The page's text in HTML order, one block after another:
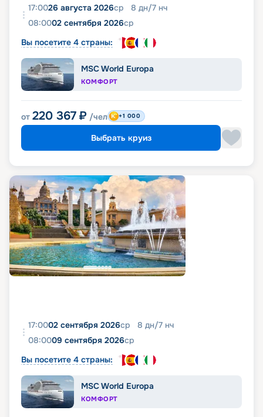
17:0026 августа 2026ср 8 дн/7 нч
08:0002 сентября 2026ср
Вы посетите 4 страны:
MSC World Europa
КОМФОРТ
от 220 367 ₽ /чел +1 000
Выбрать круиз
17:0002 сентября 2026ср 8 дн/7 нч
08:0009 сентября 2026ср
Вы посетите 4 страны:
MSC World Europa
КОМФОРТ